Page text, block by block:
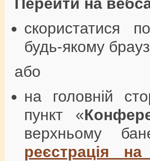
скористатися
будь-якому
або
на головній
пункт «
верхньому
реєстрація